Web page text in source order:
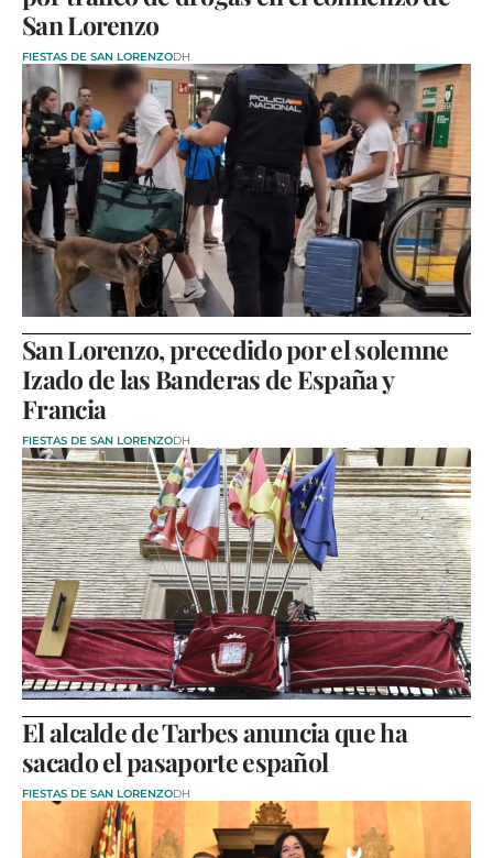
San Lorenzo
FIESTAS DE SAN LORENZODH
San Lorenzo, precedido por el solemne
Izado de las Banderas de España y
Francia
FIESTAS DE SAN LORENZODH
El alcalde de Tarbes anuncia que ha
sacado el pasaporte español
FIESTAS DE SAN LORENZODH